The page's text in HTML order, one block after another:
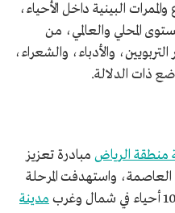
البينية داخل الأحياء،
المحلي والعالمي، من
والأدباء، والشعراء،
ذات الدلالة.
منطقة الرياض مبادرة تعزيز
واستهدفت المرحلة
مدينة